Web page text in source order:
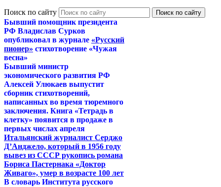
Поиск по сайту
Бывший помощник президента
РФ Владислав Сурков
опубликовал в журнале «Русский
пионер» стихотворение «Чужая
весна»
Бывший министр
экономического развития РФ
Алексей Улюкаев выпустит
сборник стихотворений,
написанных во время тюремного
заключения. Книга «Тетрадь в
клетку» появится в продаже в
первых числах апреля
Итальянский журналист Серджо
Д’Анджело, который в 1956 году
вывез из СССР рукопись романа
Бориса Пастернака «Доктор
Живаго», умер в возрасте 100 лет
В словарь Института русского